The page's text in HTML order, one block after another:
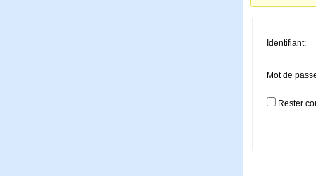
Identifiant:
Mot de
Rester